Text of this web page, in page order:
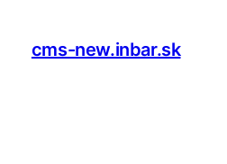
cms-new.inbar.sk